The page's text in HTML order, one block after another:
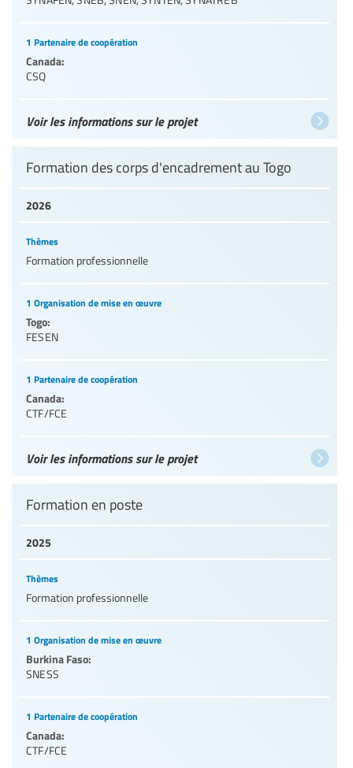
1 Partenaire de coopération
Canada:
CSQ
Voir les informations sur le projet
2026
Formation des corps d'encadrement au Togo
Thèmes
Formation professionnelle
1 Organisation de mise en œuvre
Togo:
FESEN
1 Partenaire de coopération
Canada:
CTF/FCE
Voir les informations sur le projet
2025
Formation en poste
Thèmes
Formation professionnelle
1 Organisation de mise en œuvre
Burkina Faso:
SNESS
1 Partenaire de coopération
Canada:
CTF/FCE